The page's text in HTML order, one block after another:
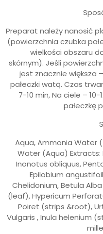
Preparat należy nanosić
(powierzchnia czubka
wielkości obszaru
skórnym). Jeśli
jest znacznie większa
pałeczki watą. Czas
7-10 min, Na ciele –
pałeczkę
Aqua, Ammonia Water
Water (Aqua)
Inonotus obliquus,
Epilobium
Chelidonium, Betula
(leaf), Hypericum
Poiret (strips &root),
Vulgaris , Inula helenium